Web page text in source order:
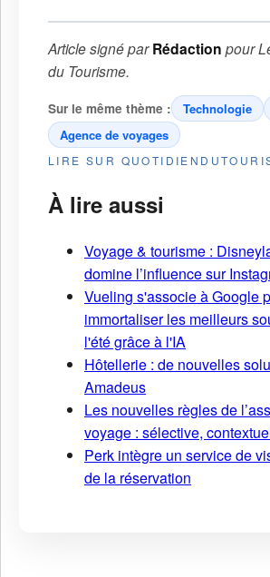
Article signé parRédaction pour
du Tourisme.
Sur le même thème : Technologie
Agence de voyages
LIRE SUR
À lire aussi
Voyage & tourisme :
domine l’influence sur
Vueling s'associe à Google
immortaliser les meilleurs
l'été grâce à l'IA
Hôtellerie : de nouvelles
Amadeus
Les nouvelles règles de
voyage : sélective,
Perk intègre un service de
de la réservation